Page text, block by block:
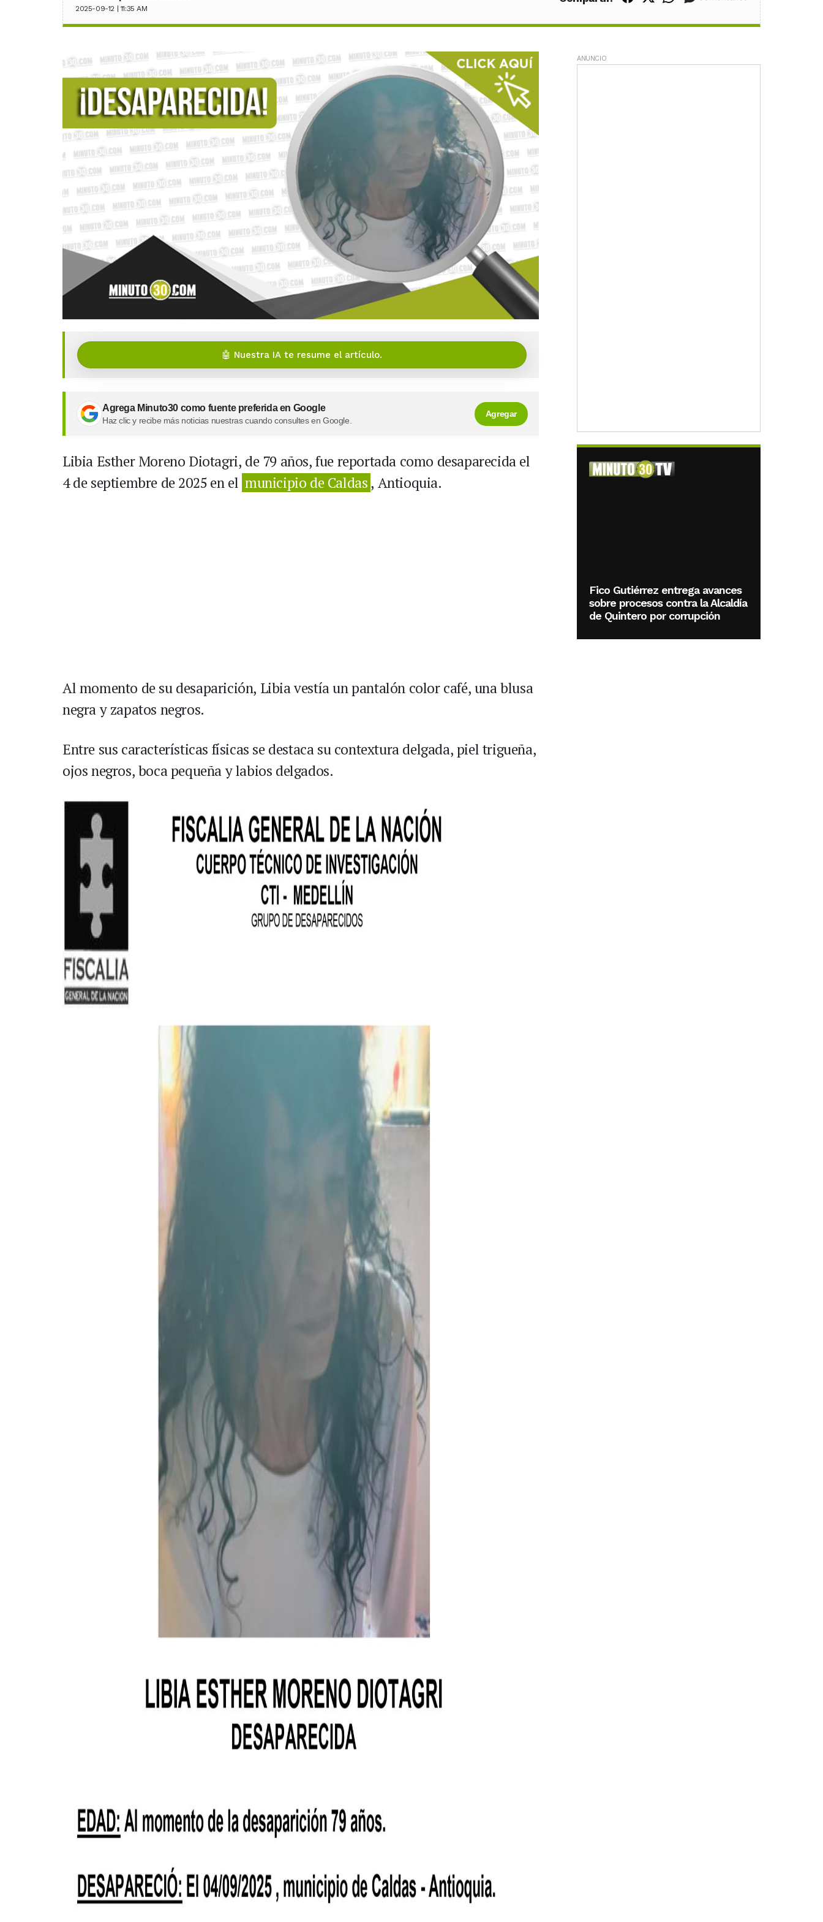
2025-09-12 | 11:35 AM
🤖 Nuestra IA te resume el artículo.
Agrega Minuto30 como fuente preferida en Google
Haz clic y recibe más noticias nuestras cuando consultes en Google.
Agregar
Libia Esther Moreno Diotagri, de 79 años, fue reportada como desaparecida el
4 de septiembre de 2025 en el municipio de Caldas, Antioquia.
Al momento de su desaparición, Libia vestía un pantalón color café, una blusa
negra y zapatos negros.
Entre sus características físicas se destaca su contextura delgada, piel trigueña,
ojos negros, boca pequeña y labios delgados.
ANUNCIO
Fico Gutiérrez entrega avances
sobre procesos contra la Alcaldía
de Quintero por corrupción